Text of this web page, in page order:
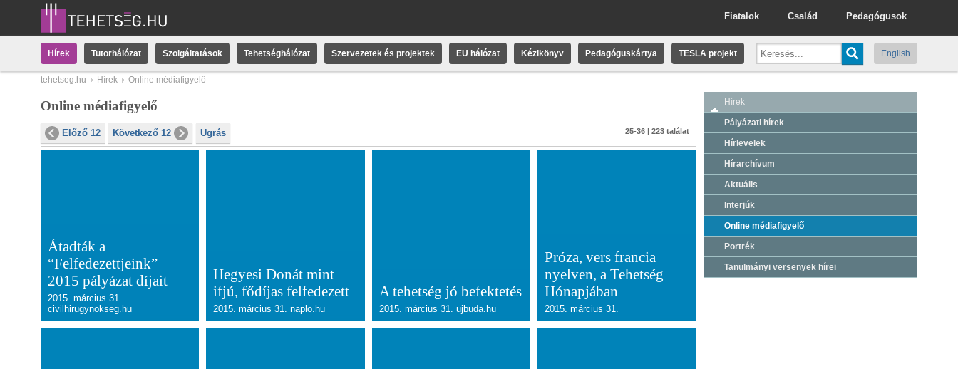
Pedagógusok
Család
Fiatalok
Hírek Tutorhálózat Szolgáltatások Tehetséghálózat Szervezetek és projektek EU hálózat Kézikönyv Pedagóguskártya TESLA projekt English
tehetseg.hu Hírek Online médiafigyelő
Online médiafigyelő
Előző 12 Következő 12 Ugrás 25-36 | 223 találat
Átadták a
“Felfedezettjeink”
2015 pályázat díjait
2015. március 31.
civilhirugynokseg.hu
Hegyesi Donát mint
ifjú, fődíjas felfedezett
2015. március 31. naplo.hu
A tehetség jó befektetés
2015. március 31. ujbuda.hu
Próza, vers francia
nyelven, a Tehetség
Hónapjában
2015. március 31.
Hírek
Pályázati hírek
Hírlevelek
Hírarchívum
Aktuális
Interjúk
Online médiafigyelő
Portrék
Tanulmányi versenyek hírei